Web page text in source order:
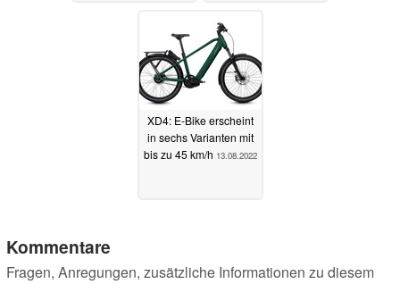
XD4: E-Bike erscheint
in sechs Varianten mit
bis zu 45 km/h 13.08.2022
Kommentare
Fragen, Anregungen, zusätzliche Informationen zu diesem